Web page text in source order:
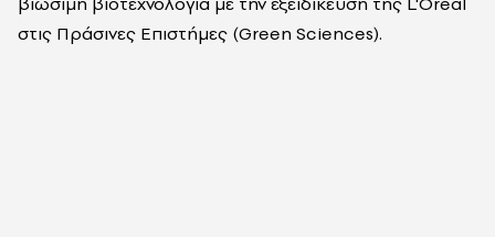
στις Πράσινες Επιστήμες (Green Sciences).